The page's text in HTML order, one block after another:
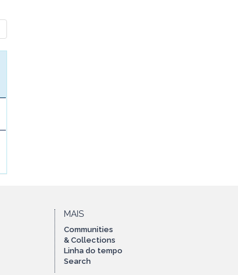
MAIS
Communities
& Collections
Linha do tempo
Search